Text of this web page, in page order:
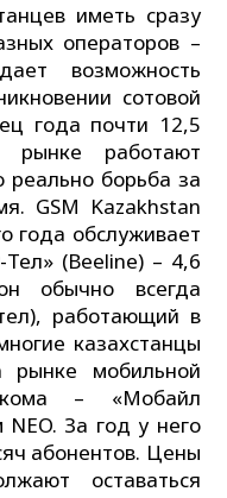
иметь сразу
операторов –
возможность
сотовой
года почти 12,5
рынке работают
реально борьба за
GSM Kazakhstan
года обслуживает
(Beeline) – 4,6
обычно всегда
работающий в
казахстанцы
рынке мобильной
– «Мобайл
За год у него
абонентов. Цены
оставаться